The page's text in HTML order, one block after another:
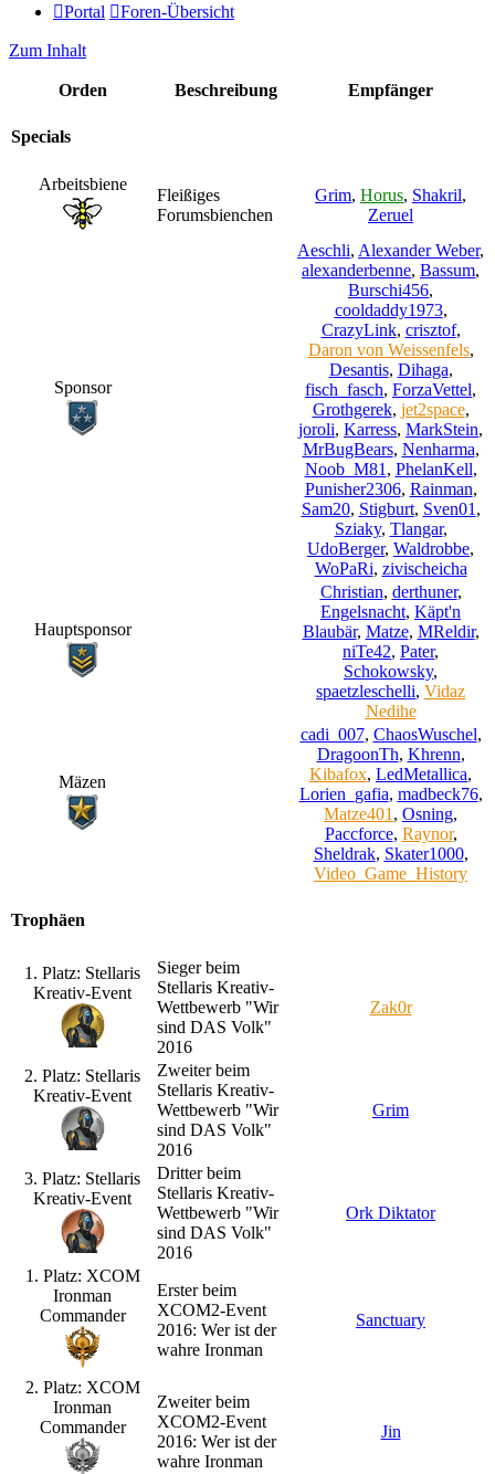
Portal Foren-Übersicht
Zum Inhalt
Orden Beschreibung Empfänger
Specials
Arbeitsbiene
Fleißiges
Forumsbienchen
Grim, Horus, Shakril,
Zeruel
Sponsor
Aeschli, Alexander Weber,
alexanderbenne, Bassum,
Burschi456,
cooldaddy1973,
CrazyLink, crisztof,
Daron von Weissenfels,
Desantis, Dihaga,
fisch_fasch, ForzaVettel,
Grothgerek, jet2space,
joroli, Karress, MarkStein,
MrBugBears, Nenharma,
Noob_M81 , PhelanKell,
Punisher2306, Rainman,
Sam20, Stigburt, Sven01 ,
Sziaky, Tlangar,
UdoBerger, Waldrobbe,
WoPaRi, zivischeicha
Hauptsponsor
Christian, derthuner,
Engelsnacht, Käpt'n
Blaubär, Matze, MReldir,
niTe42, Pater,
Schokowsky,
spaetzleschelli, Vidaz
Nedihe
Mäzen
cadi_007, ChaosWuschel,
DragoonTh, Khrenn,
Kibafox, LedMetallica,
Lorien_gafia, madbeck76,
Matze401 , Osning,
Paccforce, Raynor,
Sheldrak, Skater1000,
Video_Game_History
Trophäen
1. Platz: Stellaris
Kreativ-Event
Sieger beim
Stellaris Kreativ-
Wettbewerb "Wir
sind DAS Volk"
2016
Zak0r
2. Platz: Stellaris
Kreativ-Event
Zweiter beim
Stellaris Kreativ-
Wettbewerb "Wir
sind DAS Volk"
2016
Grim
3. Platz: Stellaris
Kreativ-Event
Dritter beim
Stellaris Kreativ-
Wettbewerb "Wir
sind DAS Volk"
2016
Ork Diktator
1. Platz: XCOM
Ironman
Commander
Erster beim
XCOM2-Event
2016: Wer ist der
wahre Ironman
Sanctuary
2. Platz: XCOM
Ironman
Commander
Zweiter beim
XCOM2-Event
2016: Wer ist der
wahre Ironman
Jin